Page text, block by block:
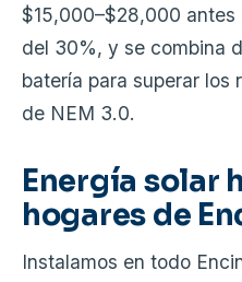
$15,000–$28,000
del 30%, y se combina
batería para superar los
de NEM 3.0.
Energía solar
hogares de
Instalamos en todo